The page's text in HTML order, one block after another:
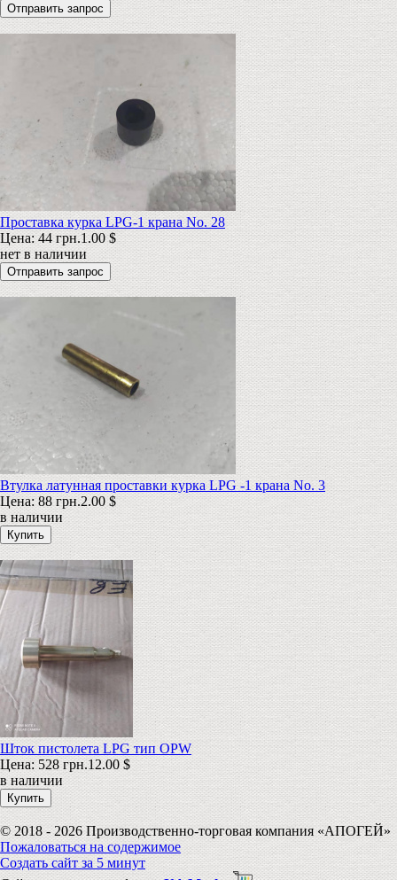
Проставка курка LPG-1 крана No. 28
Цена:44 грн.1.00 $
нет в наличии
Втулка латунная проставки курка LPG -1 крана No. 3
Цена:88 грн.2.00 $
в наличии
Шток пистолета LPG тип OPW
Цена:528 грн.12.00 $
в наличии
© 2018 - 2026 Производственно-торговая компания «АПОГЕЙ»
Пожаловаться на содержимое
Создать сайт за 5 минут